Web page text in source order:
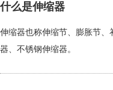
什么是伸缩器
伸缩器也称伸缩节、膨胀节
器、不锈钢伸缩器。